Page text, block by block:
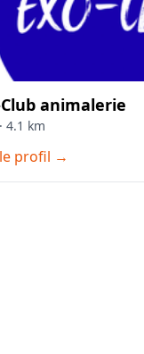
Club animalerie
4.1 km
profil →